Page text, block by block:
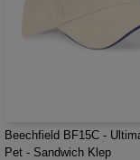
Beechfield BF15C -
Pet - Sandwich Klep